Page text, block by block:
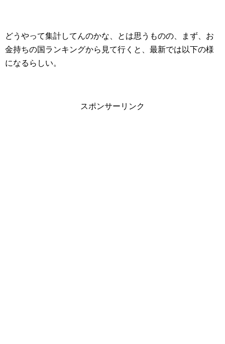
どうやって集計してんのかな、とは思うものの、まず、お
金持ちの国ランキングから見て行くと、最新では以下の様
になるらしい。
スポンサーリンク